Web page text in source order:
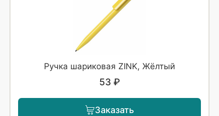
Ручка шариковая ZINK, Жёлтый
53 ₽
Заказать